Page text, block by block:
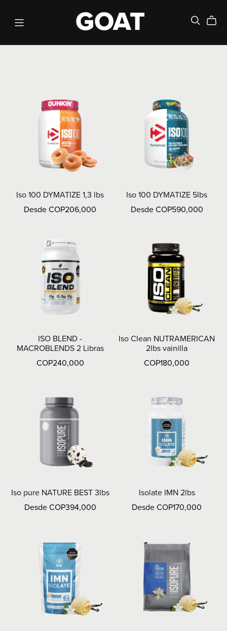
GOAT
Iso 100 DYMATIZE 1,3 lbs
Desde COP206,000
Iso 100 DYMATIZE 5lbs
Desde COP590,000
ISO BLEND -
MACROBLENDS 2 Libras
COP240,000
Iso Clean NUTRAMERICAN
2lbs vainilla
COP180,000
Iso pure NATURE BEST 3lbs
Desde COP394,000
Isolate IMN 2lbs
Desde COP170,000